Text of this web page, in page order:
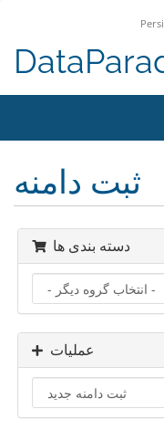
ثبت دامنه
دسته بندی ها
عملیات